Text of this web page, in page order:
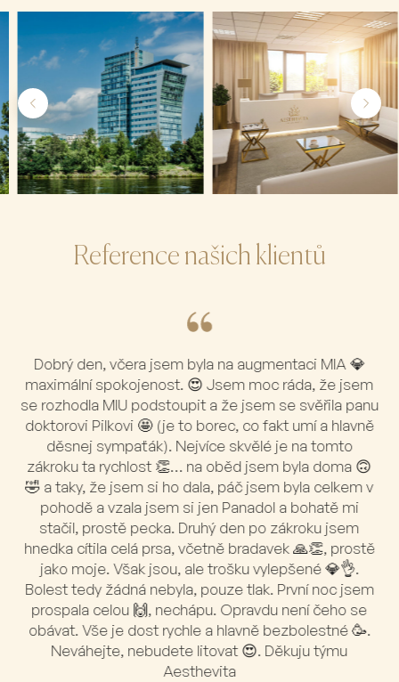
Reference našich klientů
Dobrý den, včera jsem byla na augmentaci MIA 💎
maximální spokojenost. 😍 Jsem moc ráda, že jsem
se rozhodla MIU podstoupit a že jsem se svěřila panu
doktorovi Pilkovi 🤩 (je to borec, co fakt umí a hlavně
děsnej sympaťák). Nejvíce skvělé je na tomto
zákroku ta rychlost 👏… na oběd jsem byla doma 🙃
🤣 a taky, že jsem si ho dala, páč jsem byla celkem v
pohodě a vzala jsem si jen Panadol a bohatě mi
stačil, prostě pecka. Druhý den po zákroku jsem
hnedka cítila celá prsa, včetně bradavek 🙏👏, prostě
jako moje. Však jsou, ale trošku vylepšené 💎👌.
Bolest tedy žádná nebyla, pouze tlak. První noc jsem
prospala celou 🙌, nechápu. Opravdu není čeho se
obávat. Vše je dost rychle a hlavně bezbolestné 🥳.
Neváhejte, nebudete litovat 😍. Děkuju týmu
Aesthevita